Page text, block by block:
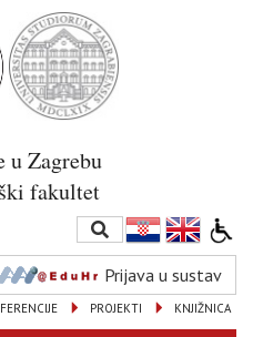
u Zagrebu
fakultet
Prijava u sustav
KNJIŽNICA
PROJEKTI